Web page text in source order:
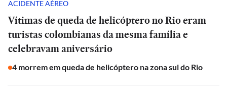
ACIDENTE AÉREO
Vítimas de queda de helicóptero no Rio eram
turistas colombianas da mesma família e
celebravam aniversário
4 morrem em queda de helicóptero na zona sul do Rio